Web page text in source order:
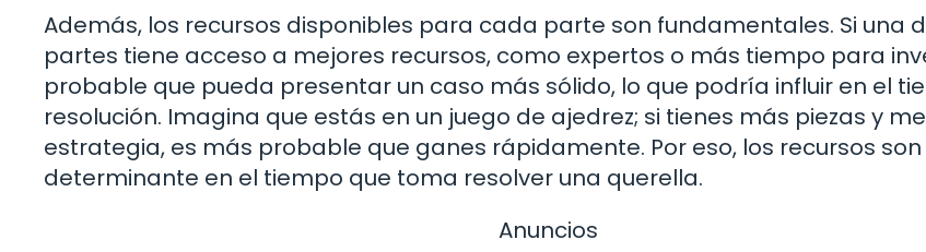
Además, los recursos disponibles para cada parte son fundamentales. Si una
partes tiene acceso a mejores recursos, como expertos o más tiempo para
probable que pueda presentar un caso más sólido, lo que podría influir en el
resolución. Imagina que estás en un juego de ajedrez; si tienes más piezas y
estrategia, es más probable que ganes rápidamente. Por eso, los recursos
determinante en el tiempo que toma resolver una querella.
Anuncios